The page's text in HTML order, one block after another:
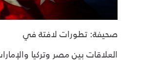
صحيفة: تطورات لافتة في
العلاقات بين مصر وتركيا